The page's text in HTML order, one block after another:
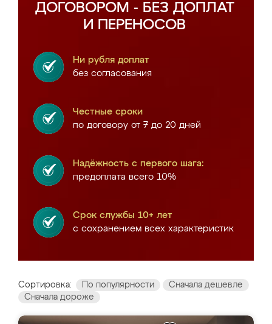
ДОГОВОРОМ - БЕЗ ДОПЛАТ
И ПЕРЕНОСОВ
Ни рубля доплат
без согласования
Честные сроки
по договору от 7 до 20 дней
Надёжность с первого шага:
предоплата всего 10%
Срок службы 10+ лет
с сохранением всех характеристик
Сортировка: По популярности
Сначала дешевле
Сначала дороже